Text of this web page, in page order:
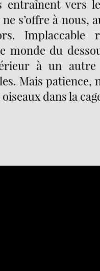
entraînent vers
s’offre à nous,
Implaccable
monde du
à un
Mais
dans la